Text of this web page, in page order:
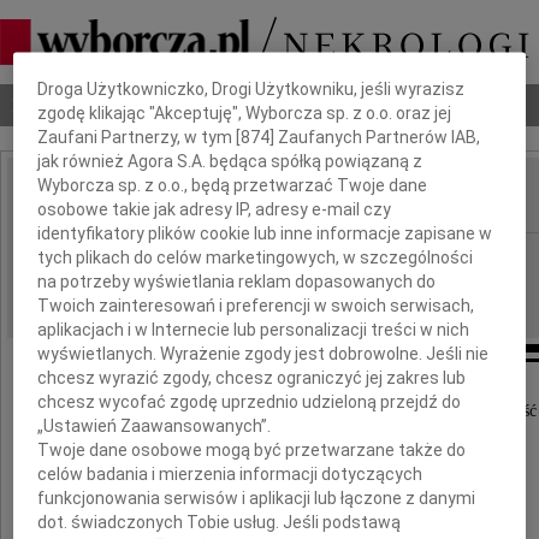
Nekrologi Odeszli Poradnik pogrzebowy
IMIĘ I NAZWISKO:
REGION: Poznań
DATA EMISJI: 11.02.2012
Z ogromnym smutkiem przyjęliśmy wiadomość
o odejściu malutkiej
Dbamy o Twoją prywatność
Droga Użytkowniczko, Drogi Użytkowniku, jeśli wyrazisz
zgodę klikając "Akceptuję", Wyborcza sp. z o.o. oraz jej
Zaufani Partnerzy, w tym [874 ] Zaufanych Partnerów IAB,
jak również Agora S.A. będąca spółką powiązaną z
Wyborcza sp. z o.o., będą przetwarzać Twoje dane
osobowe takie jak adresy IP, adresy e-mail czy
identyfikatory plików cookie lub inne informacje zapisane w
tych plikach do celów marketingowych, w szczególności
na potrzeby wyświetlania reklam dopasowanych do
Twoich zainteresowań i preferencji w swoich serwisach,
aplikacjach i w Internecie lub personalizacji treści w nich
wyświetlanych. Wyrażenie zgody jest dobrowolne. Jeśli nie
chcesz wyrazić zgody, chcesz ograniczyć jej zakres lub
chcesz wycofać zgodę uprzednio udzieloną przejdź do
„Ustawień Zaawansowanych”.
Twoje dane osobowe mogą być przetwarzane także do
celów badania i mierzenia informacji dotyczących
funkcjonowania serwisów i aplikacji lub łączone z danymi
dot. świadczonych Tobie usług. Jeśli podstawą